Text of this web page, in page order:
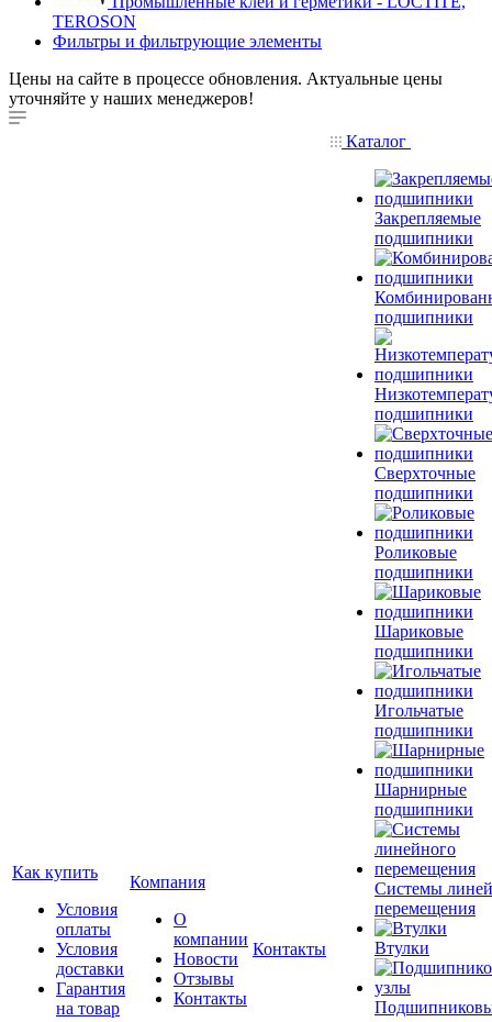
TEROSON
Фильтры и фильтрующие элементы
Цены на сайте в процессе обновления. Актуальные цены
уточняйте у наших менеджеров!
Как купить
Условия
оплаты
Условия
доставки
Гарантия
на товар
Компания
О
компании
Новости
Отзывы
Контакты
Контакты
Каталог
Закрепляемые
подшипники
подшипники
подшипники
Сверхточные
подшипники
Роликовые
подшипники
Шариковые
подшипники
Игольчатые
подшипники
Шарнирные
подшипники
Системы
перемещения
Втулки